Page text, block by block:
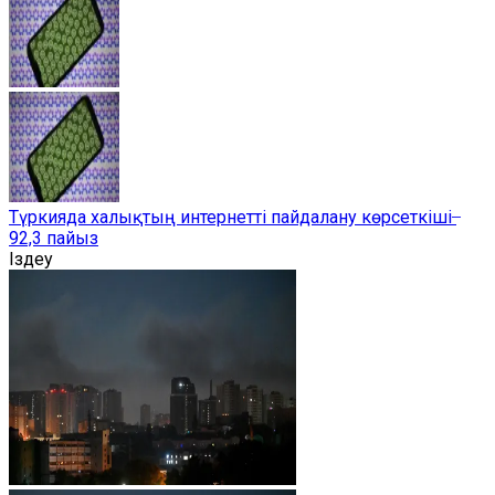
Түркияда халықтың интернетті пайдалану көрсеткіші ̶
92,3 пайыз
Іздеу